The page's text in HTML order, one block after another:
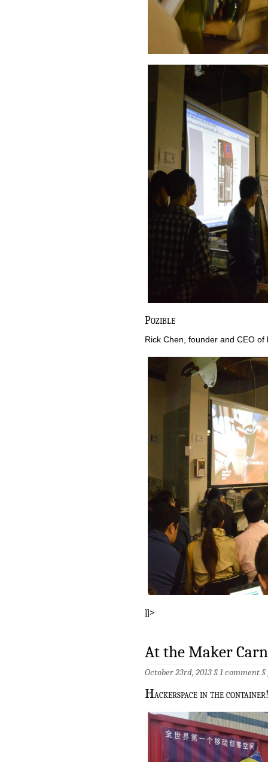
Pozible
Rick Chen, founder and CEO of
]]>
At the Maker
October 23rd, 2013 §1 comment§
Hackerspace in the container!